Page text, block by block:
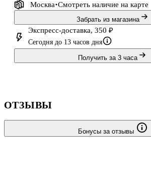
Москва Смотреть наличие на карте
Забрать из магазина
Экспресс-доставка, 350 ₽
Сегодня до 13 часов дня
Получить за 3 часа
ОТЗЫВЫ
Бонусы за отзывы